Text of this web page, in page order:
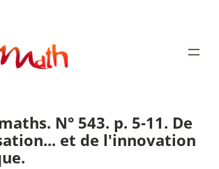
N° 543. p. 5-11. De
et de l'innovation